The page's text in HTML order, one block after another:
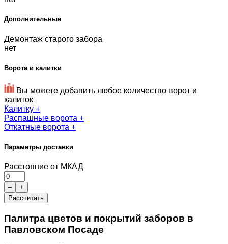
Дополнительные
Демонтаж старого забора
нет
Ворота и калитки
Вы можете добавить любое количество ворот и
калиток
Калитку +
Распашные ворота +
Откатные ворота +
Параметры доставки
Расстояние от МКАД
–
+
Рассчитать
Палитра цветов и покрытий заборов в
Павловском Посаде